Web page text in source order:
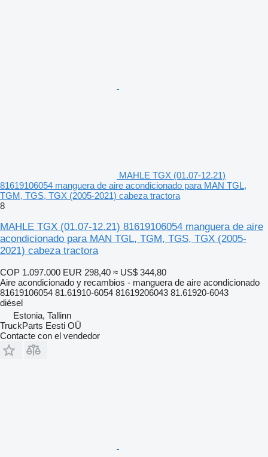
MAHLE TGX (01.07-12.21)
81619106054 manguera de aire acondicionado para MAN TGL,
TGM, TGS, TGX (2005-2021) cabeza tractora
8
MAHLE TGX (01.07-12.21) 81619106054 manguera de aire
acondicionado para MAN TGL, TGM, TGS, TGX (2005-
2021) cabeza tractora
COP 1.097.000 EUR 298,40 ≈ US$ 344,80
Aire acondicionado y recambios - manguera de aire acondicionado
81619106054 81.61910-6054 81619206043 81.61920-6043
diésel
Estonia, Tallinn
TruckParts Eesti OÜ
Contacte con el vendedor